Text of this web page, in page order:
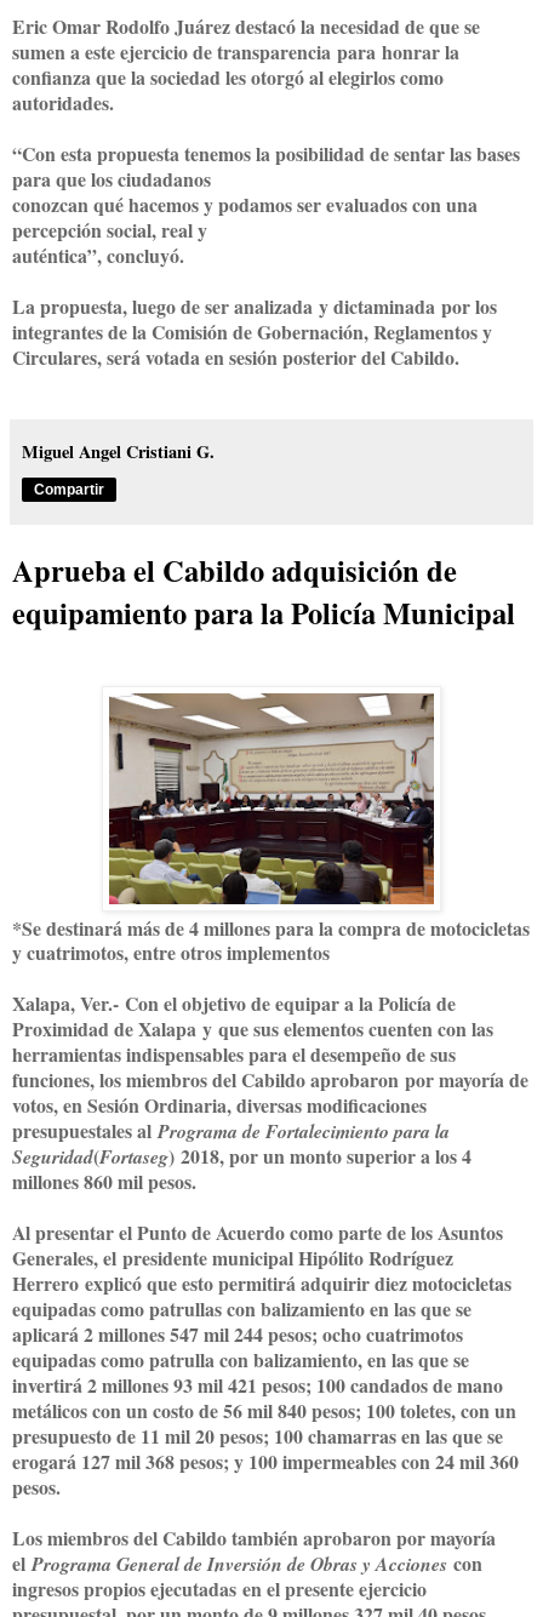
Eric Omar Rodolfo Juárez destacó la necesidad de que se
sumen a este ejercicio de transparencia para honrar la
confianza que la sociedad les otorgó al elegirlos como
autoridades.
“Con esta propuesta tenemos la posibilidad de sentar las bases
para que los ciudadanos
conozcan qué hacemos y podamos ser evaluados con una
percepción social, real y
auténtica”, concluyó.
La propuesta, luego de ser analizada y dictaminada por los
integrantes de la Comisión de Gobernación, Reglamentos y
Circulares, será votada en sesión posterior del Cabildo.
Miguel Angel Cristiani G.
Compartir
Aprueba el Cabildo adquisición de
equipamiento para la Policía Municipal
*Se destinará más de 4 millones para la compra de motocicletas
y cuatrimotos, entre otros implementos
Xalapa, Ver.- Con el objetivo de equipar a la Policía de
Proximidad de Xalapa y que sus elementos cuenten con las
herramientas indispensables para el desempeño de sus
funciones, los miembros del Cabildo aprobaron por mayoría de
votos, en Sesión Ordinaria, diversas modificaciones
presupuestales alPrograma de Fortalecimiento para la
Seguridad(Fortaseg) 2018, por un monto superior a los 4
millones 860 mil pesos.
Al presentar el Punto de Acuerdo como parte de los Asuntos
Generales, el presidente municipal Hipólito Rodríguez
Herrero explicó que esto permitirá adquirir diez motocicletas
equipadas como patrullas con balizamiento en las que se
aplicará 2 millones 547 mil 244 pesos; ocho cuatrimotos
equipadas como patrulla con balizamiento, en las que se
invertirá 2 millones 93 mil 421 pesos; 100 candados de mano
metálicos con un costo de 56 mil 840 pesos; 100 toletes, con un
presupuesto de 11 mil 20 pesos; 100 chamarras en las que se
erogará 127 mil 368 pesos; y 100 impermeables con 24 mil 360
pesos.
Los miembros del Cabildo también aprobaron por mayoría
elPrograma General de Inversión de Obras y Acciones con
ingresos propios ejecutadas en el presente ejercicio